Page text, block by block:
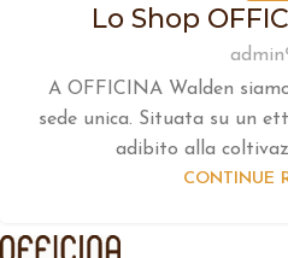
Lo Shop
admin
A OFFICINA Walden
sede unica. Situata su un
adibito alla
CONTINUE